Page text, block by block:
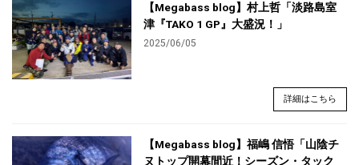
【Megabass blog】村上哲「淡路島室
津『TAKO 1 GP』大盛況！」
2025/06/05
詳細はこちら
【Megabass blog】福嶋 信悟「山陰チ
ヌトップ開幕間近！シーズン・タック